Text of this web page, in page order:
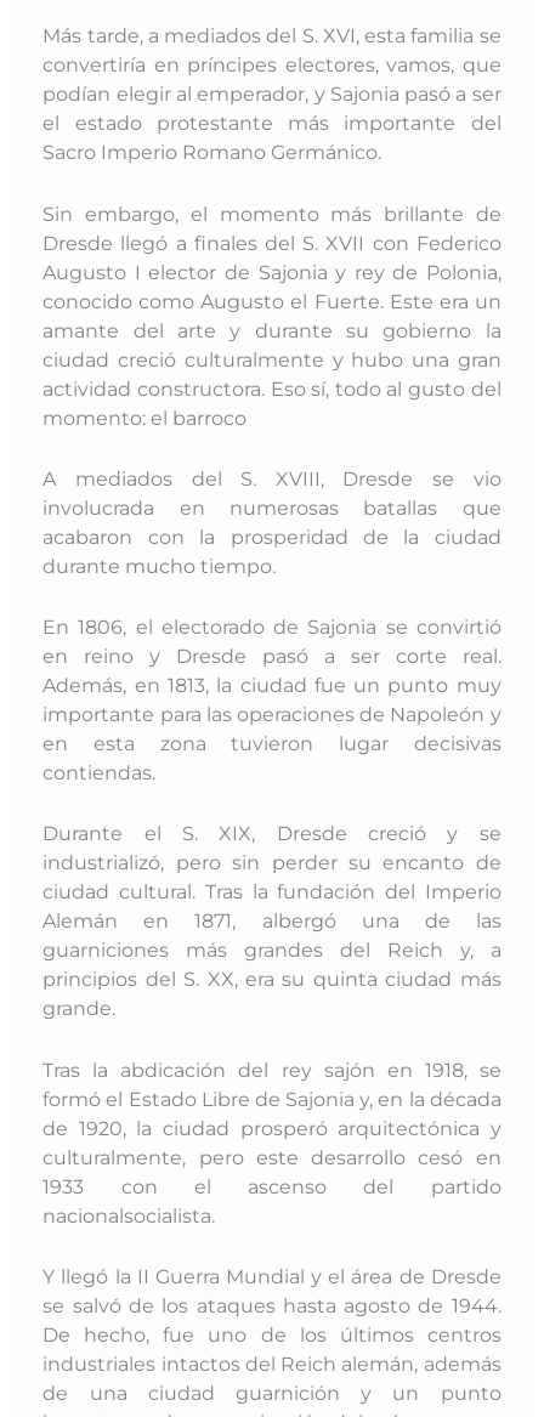
Más tarde, a mediados del S. XVI, esta familia se
convertiría en príncipes electores, vamos, que
podían elegir al emperador, y Sajonia pasó a ser
el estado protestante más importante del
Sacro Imperio Romano Germánico.
Sin embargo, el momento más brillante de
Dresde llegó a finales del S. XVII con Federico
Augusto I elector de Sajonia y rey de Polonia,
conocido como Augusto el Fuerte. Este era un
amante del arte y durante su gobierno la
ciudad creció culturalmente y hubo una gran
actividad constructora. Eso sí, todo al gusto del
momento: el barroco
A mediados del S. XVIII, Dresde se vio
involucrada en numerosas batallas que
acabaron con la prosperidad de la ciudad
durante mucho tiempo.
En 1806, el electorado de Sajonia se convirtió
en reino y Dresde pasó a ser corte real.
Además, en 1813, la ciudad fue un punto muy
importante para las operaciones de Napoleón y
en esta zona tuvieron lugar decisivas
contiendas.
Durante el S. XIX, Dresde creció y se
industrializó, pero sin perder su encanto de
ciudad cultural. Tras la fundación del Imperio
Alemán en 1871, albergó una de las
guarniciones más grandes del Reich y, a
principios del S. XX, era su quinta ciudad más
grande.
Tras la abdicación del rey sajón en 1918, se
formó el Estado Libre de Sajonia y, en la década
de 1920, la ciudad prosperó arquitectónica y
culturalmente, pero este desarrollo cesó en
1933 con el ascenso del partido
nacionalsocialista.
Y llegó la II Guerra Mundial y el área de Dresde
se salvó de los ataques hasta agosto de 1944.
De hecho, fue uno de los últimos centros
industriales intactos del Reich alemán, además
de una ciudad guarnición y un punto